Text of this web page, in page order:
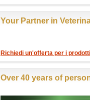
Your Partner in
Richiedi un'offerta per i
Over 40 years of